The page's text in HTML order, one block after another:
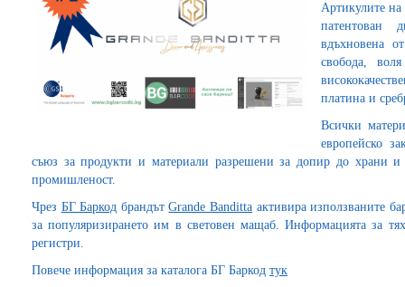
Артикулите на
патентован
вдъхновена
свобода,
платина и
Всички
европейско
съюз за продукти и материали разрешени за допир до храни и
промишленост.
Чрез БГ Баркод брандътGrande Banditta активира използваните
за популяризирането им в световен мащаб. Информацията за
регистри.
Повече информация за каталога БГ Баркод тук